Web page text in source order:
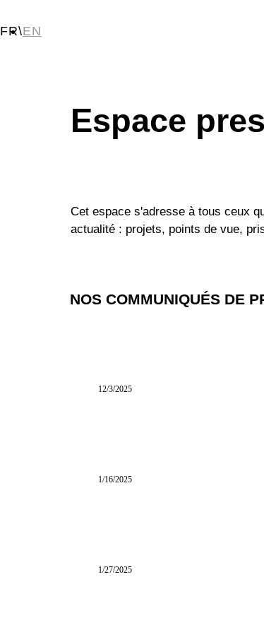
Espace
Cet espace s'adresse à tous ceux
actualité : projets, points de vue,
NOS COMMUNIQUÉS DE
12/3/2025
1/16/2025
1/27/2025
FR\EN